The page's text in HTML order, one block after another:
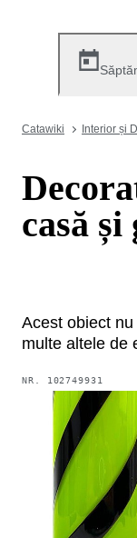
Catawiki Interior și
casă
Acest obiect
multe altele de
NR. 102749931